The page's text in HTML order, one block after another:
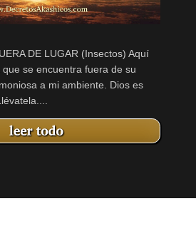
DE LUGAR (Insectos) Aquí
se encuentra fuera de su
a mi ambiente. Dios es